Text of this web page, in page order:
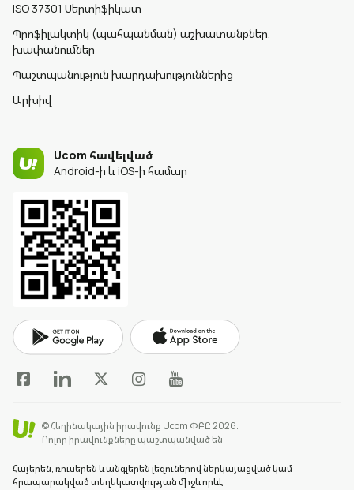
ISO 37301 Սերտիֆիկատ
Պրոֆիլակտիկ (պահպանման) աշխատանքներ,
խափանումներ
Պաշտպանություն խարդախություններից
Արխիվ
Ucom հավելված
Android-ի և iOS-ի համար
© Հեղինակային իրավունք Ucom ՓԲԸ 2026.
Բոլոր իրավունքները պաշտպանված են
Հայերեն, ռուսերեն և անգլերեն լեզուներով ներկայացված կամ
հրապարակված տեղեկատվության միջև որևէ